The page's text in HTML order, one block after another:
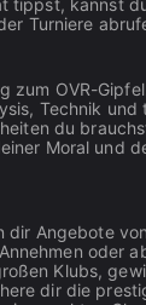
tippst, kannst
Turniere
zum OVR-
Technik und
du
Moral und
dir Angebote
oder
Klubs,
dir die